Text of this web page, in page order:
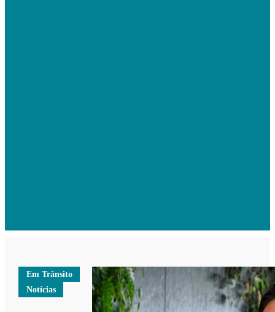
Em Trânsito
Notícias